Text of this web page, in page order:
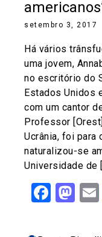
setembro 3, 2017
Há vários
uma jovem,
no escritório do
Estados Unidos
com um cantor
Professor
Ucrânia, foi para
naturalizou-se
Universidade de